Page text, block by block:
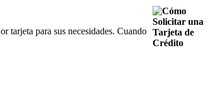
tarjeta para sus necesidades. Cuando